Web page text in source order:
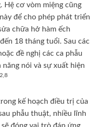
Hệ cơ vòm miệng cũng
để cho phép phát triển
chữa hở hàm ếch
18 tháng tuổi. Sau các
đề nghị các ca phẫu
nói và sự xuất hiện
2,8
kế hoạch điều trị của
phẫu thuật, nhiều lĩnh
đóng vai trò đáp ứng